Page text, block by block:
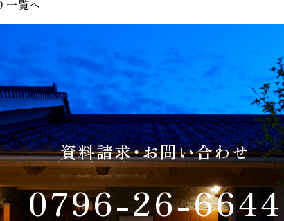
一覧へ
資料請求・お問い合わせ
0796-26-6644